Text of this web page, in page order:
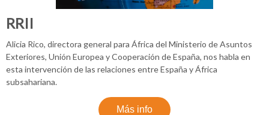
RRII
Alicia Rico, directora general para África del Ministerio de Asuntos
Exteriores, Unión Europea y Cooperación de España, nos habla en
esta intervención de las relaciones entre España y África
subsahariana.
Más info